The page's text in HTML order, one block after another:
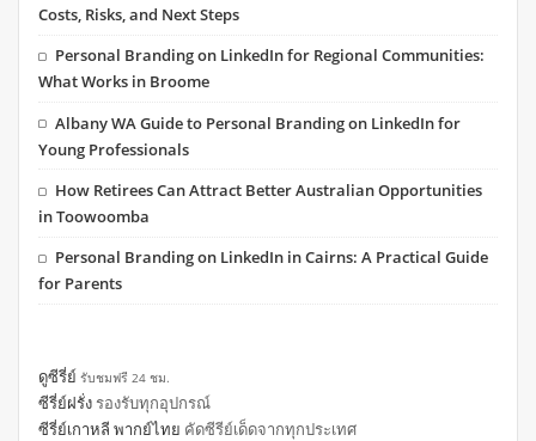
Costs, Risks, and Next Steps
Personal Branding on LinkedIn for Regional Communities:
What Works in Broome
Albany WA Guide to Personal Branding on LinkedIn for
Young Professionals
How Retirees Can Attract Better Australian Opportunities
in Toowoomba
Personal Branding on LinkedIn in Cairns: A Practical Guide
for Parents
ดูซีรี่ย์ รับชมฟรี 24 ชม.
ซีรี่ย์ฝรั่งรองรับทุกอุปกรณ์
ซีรี่ย์เกาหลี พากย์ไทย คัดซีรีย์เด็ดจากทุกประเทศ